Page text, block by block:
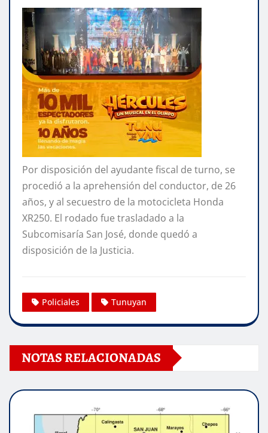
Por disposición del ayudante fiscal de turno, se
procedió a la aprehensión del conductor, de 26
años, y al secuestro de la motocicleta Honda
XR250. El rodado fue trasladado a la
Subcomisaría San José, donde quedó a
disposición de la Justicia.
Policiales Tunuyan
NOTAS RELACIONADAS